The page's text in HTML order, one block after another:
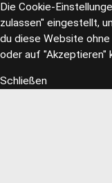
Die Cookie-
zulassen" eingestellt,
du diese Website
oder auf "Akzeptieren"
Schließen